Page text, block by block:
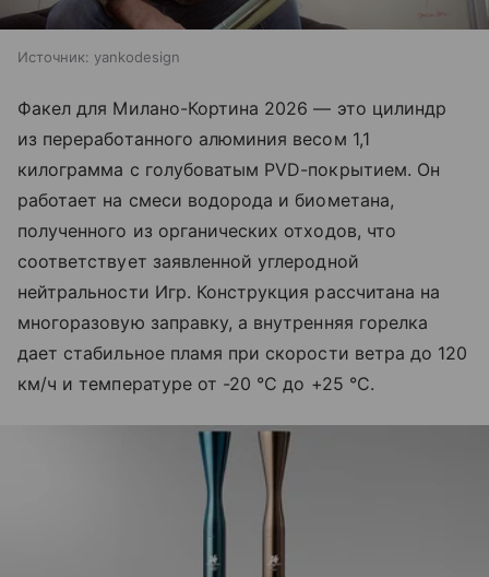
Источник: yankodesign
Факел для Милано-Кортина 2026 — это цилиндр
из переработанного алюминия весом 1,1
килограмма с голубоватым PVD-покрытием. Он
работает на смеси водорода и биометана,
полученного из органических отходов, что
соответствует заявленной углеродной
нейтральности Игр. Конструкция рассчитана на
многоразовую заправку, а внутренняя горелка
дает стабильное пламя при скорости ветра до 120
км/ч и температуре от -20 °C до +25 °C.